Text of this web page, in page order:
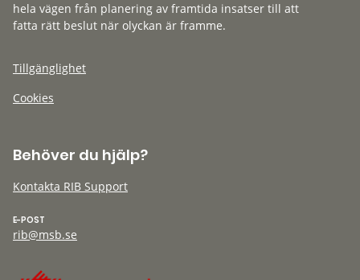
hela vägen från planering av framtida insatser till att
fatta rätt beslut när olyckan är framme.
Tillgänglighet
Cookies
Behöver du hjälp?
Kontakta RIB Support
E-POST
rib@msb.se